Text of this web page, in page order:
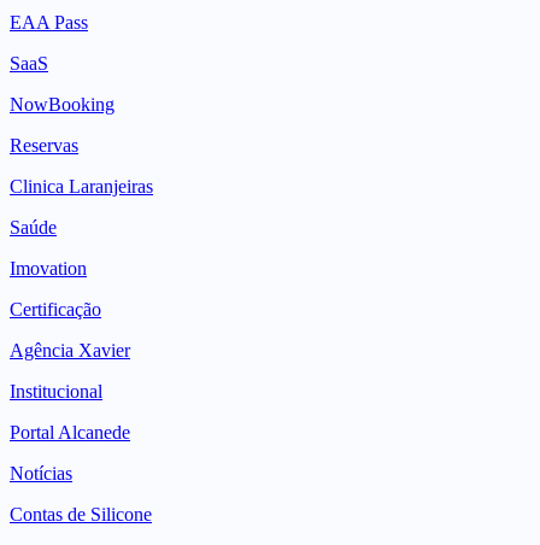
EAA Pass
SaaS
NowBooking
Reservas
Clinica Laranjeiras
Saúde
Imovation
Certificação
Agência Xavier
Institucional
Portal Alcanede
Notícias
Contas de Silicone